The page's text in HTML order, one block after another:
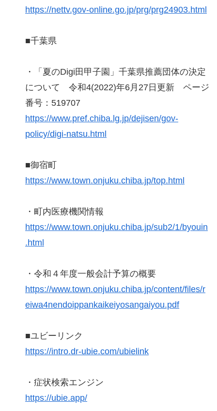
https://nettv.gov-online.go.jp/prg/prg24903.html
■千葉県
・「夏のDigi田甲子園」千葉県推薦団体の決定
について 令和4(2022)年6月27日更新 ページ
番号：519707
https://www.pref.chiba.lg.jp/dejisen/gov-
policy/digi-natsu.html
■御宿町
https://www.town.onjuku.chiba.jp/top.html
・町内医療機関情報
https://www.town.onjuku.chiba.jp/sub2/1/byouin
.html
・令和４年度一般会計予算の概要
https://www.town.onjuku.chiba.jp/content/files/r
eiwa4nendoippankaikeiyosangaiyou.pdf
■ユビーリンク
https://intro.dr-ubie.com/ubielink
・症状検索エンジン
https://ubie.app/